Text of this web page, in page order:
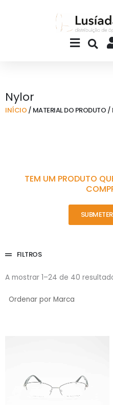
Main
Menu
Nylor
INÍCIO / MATERIAL DO PRODUTO /
TEM UM PRODUTO
FILTROS
A mostrar 1–24 de 40